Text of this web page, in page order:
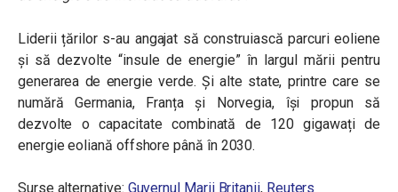
Liderii țărilor s-au angajat să construiască parcuri eoliene
și să dezvolte “insule de energie” în largul mării pentru
generarea de energie verde. Și alte state, printre care se
numără Germania, Franța și Norvegia, își propun să
dezvolte o capacitate combinată de 120 gigawați de
energie eoliană offshore până în 2030.
Surse alternative: Guvernul Marii Britanii, Reuters